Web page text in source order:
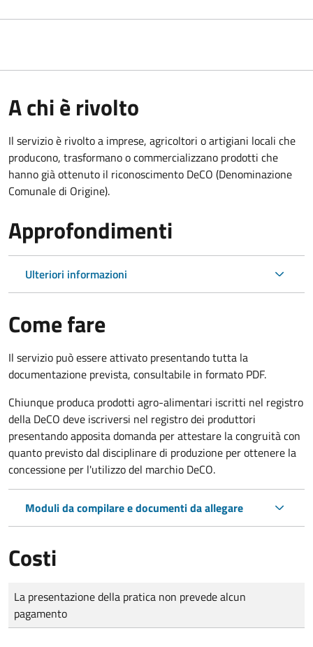
A chi è rivolto
Il servizio è rivolto a imprese, agricoltori o artigiani locali che
producono, trasformano o commercializzano prodotti che
hanno già ottenuto il riconoscimento DeCO (Denominazione
Comunale di Origine).
Approfondimenti
Ulteriori informazioni
Come fare
Il servizio può essere attivato presentando tutta la
documentazione prevista, consultabile in formato PDF.
Chiunque produca prodotti agro-alimentari iscritti nel registro
della DeCO deve iscriversi nel registro dei produttori
presentando apposita domanda per attestare la congruità con
quanto previsto dal disciplinare di produzione per ottenere la
concessione per l'utilizzo del marchio DeCO.
Moduli da compilare e documenti da allegare
Costi
Tipo di pagamento
Importo
La presentazione della pratica non prevede alcun
pagamento